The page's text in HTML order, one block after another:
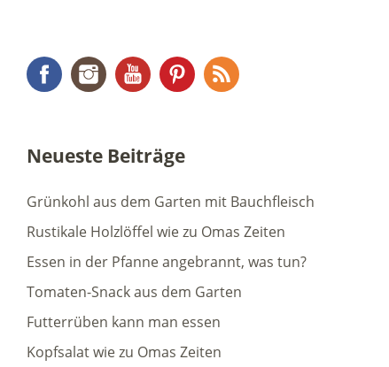
FacebookInstagramYouTubePinterestRSS Feed
Neueste Beiträge
Grünkohl aus dem Garten mit Bauchfleisch
Rustikale Holzlöffel wie zu Omas Zeiten
Essen in der Pfanne angebrannt, was tun?
Tomaten-Snack aus dem Garten
Futterrüben kann man essen
Kopfsalat wie zu Omas Zeiten